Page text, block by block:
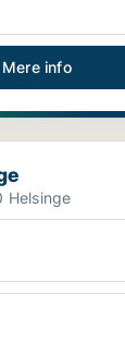
Mere info
Helsinge